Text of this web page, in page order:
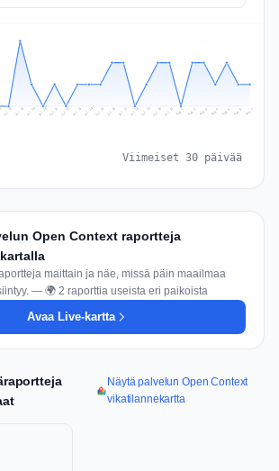
Jul 17 Jul 18 Jul 19 Jul 20 Jul 21 Jul 22 Jul 23 Jul 24 Jul 25 Jul 26 Jul 27 Jul 28 Jul 29 Jul 30 Jul 31 Aug 1 Aug 2 Aug 3 Aug 4 Aug 5 Aug 6 Aug 7
Viimeiset 30 päivää
Open Context raportteja
maittain ja näe, missä päin maailmaa
— 🌍 2 raporttia useista eri paikoista
Avaa Live-kartta
Näytä palvelun Open Context
vikatilannekartta